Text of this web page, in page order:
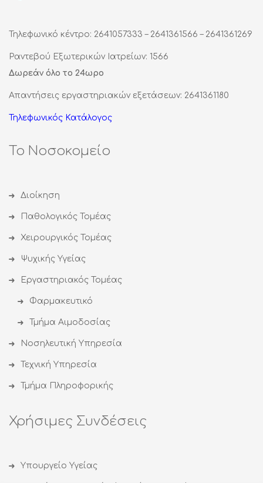
Τηλεφωνικό κέντρο: 2641057333 – 2641361566 – 2641361269
Ραντεβού Εξωτερικών Ιατρείων: 1566
Δωρεάν όλο το 24ωρο
Απαντήσεις εργαστηριακών εξετάσεων: 2641361180
Τηλεφωνικός Κατάλογος
Το Νοσοκομείο
Διοίκηση
Παθολογικός Τομέας
Χειρουργικός Τομέας
Ψυχικής Υγείας
Εργαστηριακός Τομέας
Φαρμακευτικό
Τμήμα Αιμοδοσίας
Νοσηλευτική Υπηρεσία
Τεχνική Υπηρεσία
Τμήμα Πληροφορικής
Χρήσιμες Συνδέσεις
Υπουργείο Υγείας